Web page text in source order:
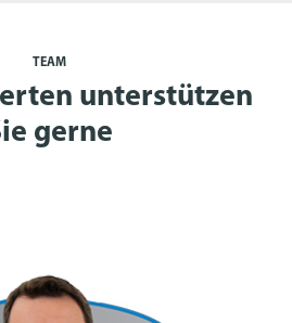
TEAM
unterstützen
gerne